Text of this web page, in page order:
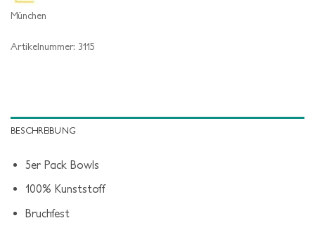
München
Artikelnummer: 3115
BESCHREIBUNG
5er Pack Bowls
100% Kunststoff
Bruchfest